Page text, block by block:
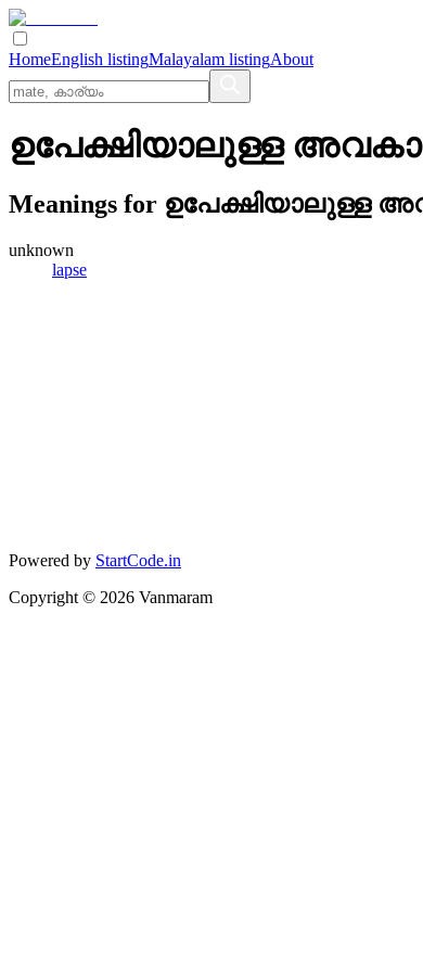
HomeEnglish listingMalayalam listingAbout
ഉപേക്ഷിയാലുള്ള
Meanings for ഉപേക്ഷിയാലുള്ള
unknown
lapse
Powered by StartCode.in
Copyright © 2026 Vanmaram